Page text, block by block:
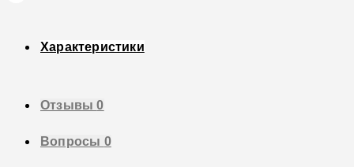
Характеристики
Отзывы0
Вопросы 0